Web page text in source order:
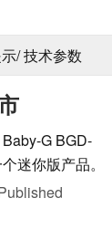
/ 技术参数
G BGD-
迷你版产品。